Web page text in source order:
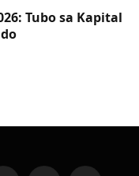
Tubo sa Kapital